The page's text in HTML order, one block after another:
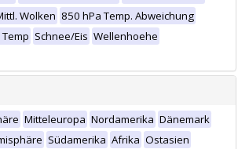
Wolken 850 hPa Temp. Abweichung
Schnee/Eis Wellenhoehe
Mitteleuropa Nordamerika Dänemark
Südamerika Afrika Ostasien